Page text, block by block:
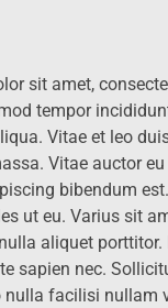
sit amet,
tempor
Vitae et leo
Vitae auctor
bibendum
ut eu. Varius sit
aliquet porttitor.
sapien nec.
nulla facilisi nullam